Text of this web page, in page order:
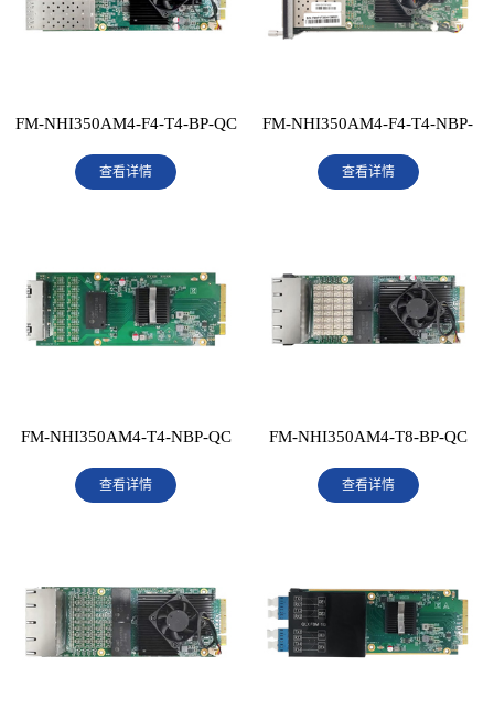
FM-NHI350AM4-F4-T4-BP-QC
查看详情
FM-NHI350AM4-F4-T4-NBP-
QC
查看详情
FM-NHI350AM4-T4-NBP-QC
查看详情
FM-NHI350AM4-T8-BP-QC
查看详情